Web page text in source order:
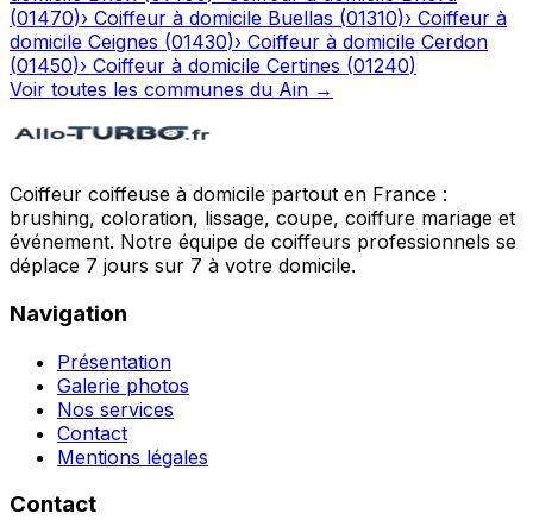
(01470)› Coiffeur à domicile Buellas (01310)› Coiffeur à
domicile Ceignes (01430)› Coiffeur à domicile Cerdon
(01450)› Coiffeur à domicile Certines (01240)
Voir toutes les communes du Ain →
Coiffeur coiffeuse à domicile partout en France :
brushing, coloration, lissage, coupe, coiffure mariage et
événement. Notre équipe de coiffeurs professionnels se
déplace 7 jours sur 7 à votre domicile.
Navigation
Présentation
Galerie photos
Nos services
Contact
Mentions légales
Contact